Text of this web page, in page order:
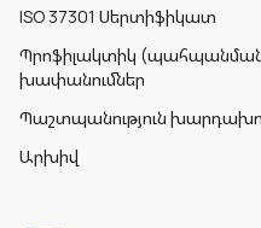
ISO 37301 Սերտիֆիկատ
Պրոֆիլակտիկ
խափանումներ
Պաշտպանություն
Արխիվ